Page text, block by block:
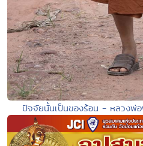
ปัจจัยนั้นเป็นของร้อน - หลวงพ่อ